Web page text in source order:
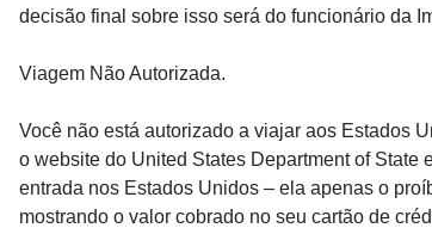
decisão final sobre isso será do funcionário da
Viagem Não Autorizada.
Você não está autorizado a viajar aos Estados
o website do United States Department of State
entrada nos Estados Unidos – ela apenas o
mostrando o valor cobrado no seu cartão de